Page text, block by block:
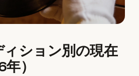
ション別の現在
）